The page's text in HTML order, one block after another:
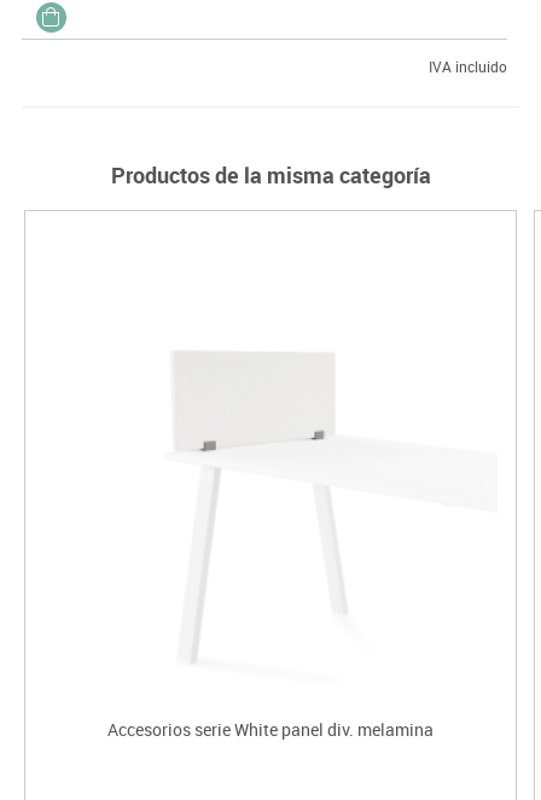
IVA incluido
Productos de la misma categoría
Accesorios serie White panel div. melamina